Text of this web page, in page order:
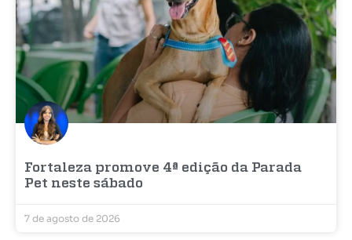
Fortaleza promove 4ª edição da Parada
Pet neste sábado
7 de agosto de 2026